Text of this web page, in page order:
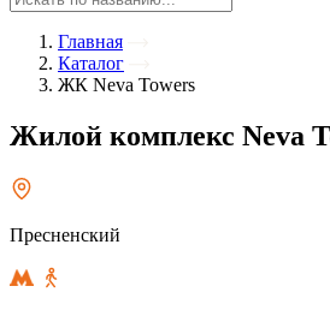
Главная
Каталог
ЖК Neva Towers
Жилой комплекс Neva
Пресненский